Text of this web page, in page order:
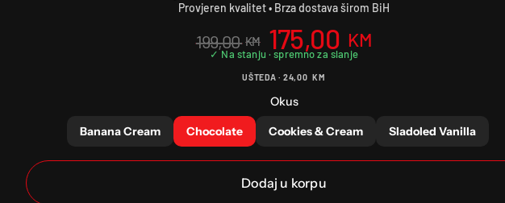
Provjeren kvalitet • Brza dostava širom BiH
199,00 KM 175,00 KM
UŠTEDA · 24,00 KM
Okus
Banana Cream Chocolate Cookies & Cream Sladoled Vanilla
Dodaj u korpu